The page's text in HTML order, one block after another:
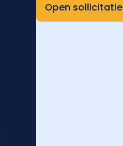
Open sollicitatie